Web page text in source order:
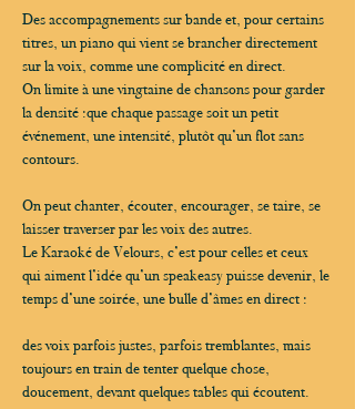
Des accompagnements sur bande et, pour certains
titres, un piano qui vient se brancher directement
sur la voix, comme une complicité en direct.
On limite à une vingtaine de chansons pour garder
la densité :que chaque passage soit un petit
événement, une intensité, plutôt qu’un flot sans
contours.
On peut chanter, écouter, encourager, se taire, se
laisser traverser par les voix des autres.
Le Karaoké de Velours, c’est pour celles et ceux
qui aiment l’idée qu’un speakeasy puisse devenir, le
temps d’une soirée, une bulle d’âmes en direct :
des voix parfois justes, parfois tremblantes, mais
toujours en train de tenter quelque chose,
doucement, devant quelques tables qui écoutent.